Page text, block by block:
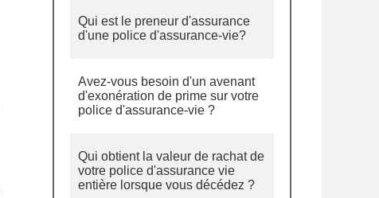
Qui est le preneur d'assurance
d'une police d'assurance-vie?
Avez-vous besoin d'un avenant
d'exonération de prime sur votre
police d'assurance-vie ?
Qui obtient la valeur de rachat de
votre police d'assurance vie
entière lorsque vous décédez ?